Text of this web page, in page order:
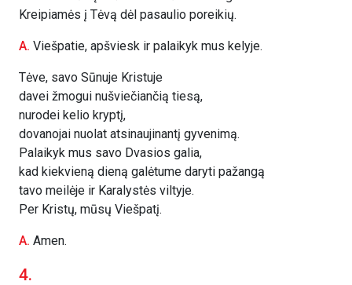
Kreipiamės į Tėvą dėl pasaulio poreikių.
A. Viešpatie, apšviesk ir palaikyk mus kelyje.
Tėve, savo Sūnuje Kristuje
davei žmogui nušviečiančią tiesą,
nurodei kelio kryptį,
dovanojai nuolat atsinaujinantį gyvenimą.
Palaikyk mus savo Dvasios galia,
kad kiekvieną dieną galėtume daryti pažangą
tavo meilėje ir Karalystės viltyje.
Per Kristų, mūsų Viešpatį.
A. Amen.
4.